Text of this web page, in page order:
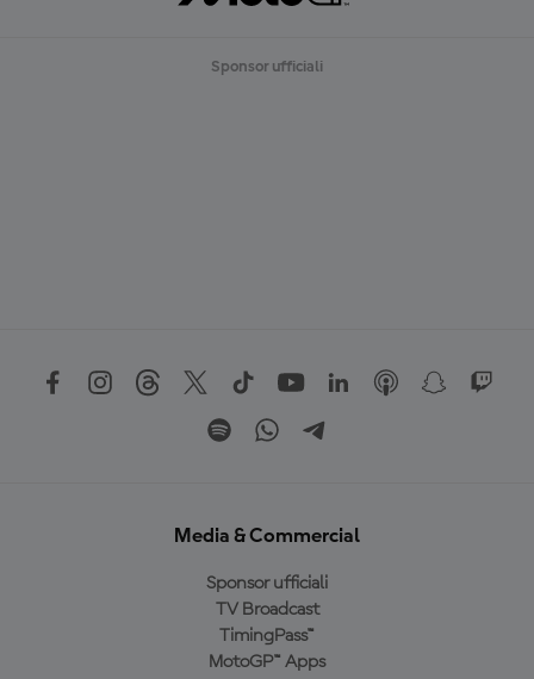
Sponsor ufficiali
Media & Commercial
Sponsor ufficiali
TV Broadcast
TimingPass™
MotoGP™ Apps